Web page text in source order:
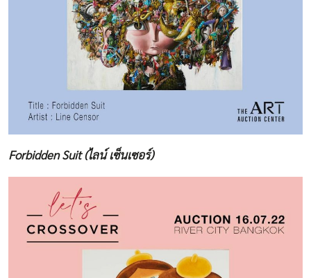
Forbidden Suit (ไลน์ เซ็นเซอร์)